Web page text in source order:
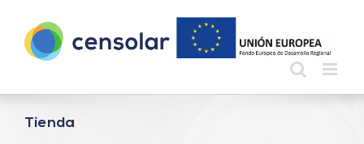
contenido
Tienda